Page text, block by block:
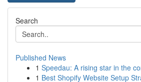
Search
Published News
1 Speedau: A rising star in the
1 Best Shopify Website Setup